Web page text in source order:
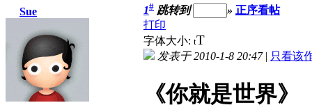
Sue
1# 跳转到 » 正序看帖
打印
字体大小: tT
发表于 2010-1-8 20:47| 只看该
《你就是世界》